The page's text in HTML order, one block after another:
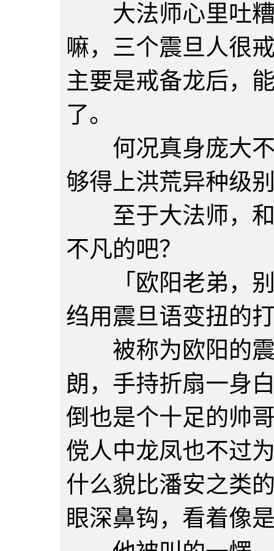
大法师心里吐糟
嘛，三个震旦人很
主要是戒备龙后，
了。
何况真身庞大不
够得上洪荒异种级
至于大法师，和
不凡的吧？
「欧阳老弟，别
绉用震旦语变扭的
被称为欧阳的震
朗，手持折扇一身
倒也是个十足的帅
傥人中龙凤也不过
什么貌比潘安之类
眼深鼻钩，看着像